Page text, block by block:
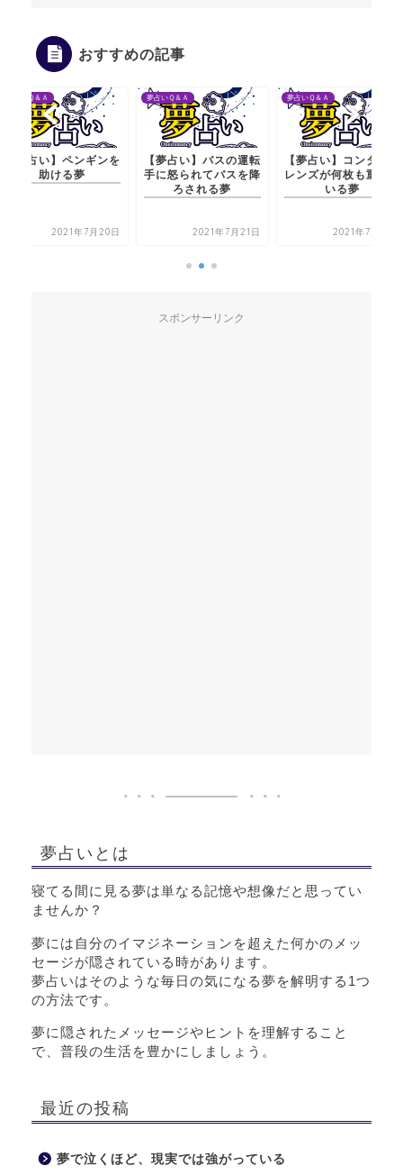
おすすめの記事
い】ペンギンを
助ける夢
2021年7月20日
夢占いＱ＆Ａ
【夢占い】バスの運転
手に怒られてバスを降
ろされる夢
2021年7月21日
夢占いＱ＆Ａ
【夢占い】コンタクト
レンズが何枚も重ねて
いる夢
2021年7月21日
スポンサーリンク
夢占いとは
寝てる間に見る夢は単なる記憶や想像だと思ってい
ませんか？
夢には自分のイマジネーションを超えた何かのメッ
セージが隠されている時があります。
夢占いはそのような毎日の気になる夢を解明する1つ
の方法です。
夢に隠されたメッセージやヒントを理解すること
で、普段の生活を豊かにしましょう。
最近の投稿
夢で泣くほど、現実では強がっている